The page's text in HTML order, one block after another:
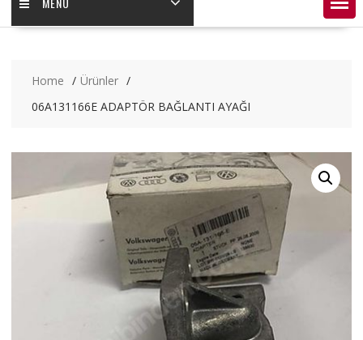
Home
Ürünler
06A131166E ADAPTÖR BAĞLANTI AYAĞI